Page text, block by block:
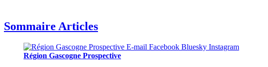
Sommaire Articles
Région Gascogne Prospective